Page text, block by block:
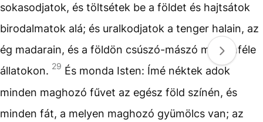
sokasodjatok, és töltsétek be a földet és hajtsátok
birodalmatok alá; és uralkodjatok a tenger halain, az
ég madarain, és a földön csúszó-mászó mindenféle
állatokon. 29 És monda Isten: Ímé néktek adok
minden maghozó fűvet az egész föld színén, és
minden fát, a melyen maghozó gyümölcs van; az